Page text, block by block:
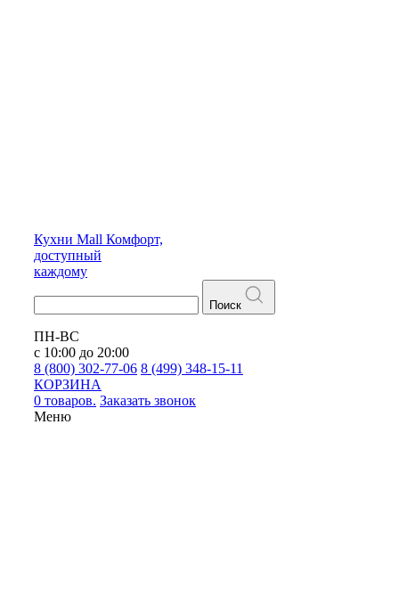
Кухни Mall Комфорт,
доступный
каждому
Поиск
ПН-ВС
с 10:00 до 20:00
8 (800) 302-77-06 8 (499) 348-15-11
КОРЗИНА
0 товаров. Заказать звонок
Меню